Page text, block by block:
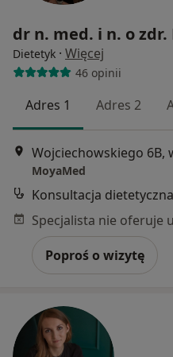
dr n. med. i n. o zdr.
Dietetyk · Więcej
46 opinii
Adres 1 Adres 2
MoyaMed
Konsultacja
Poproś o wizytę